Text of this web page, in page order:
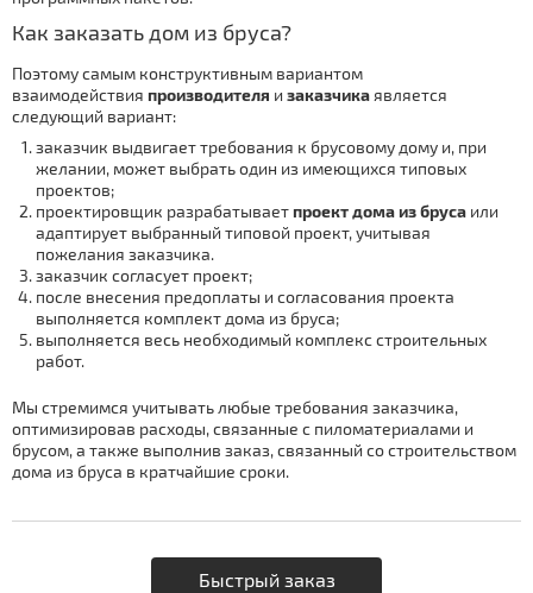
Как заказать дом из бруса?
Поэтому самым конструктивным вариантом
взаимодействия производителя и заказчика является
следующий вариант:
заказчик выдвигает требования к брусовому дому и, при
желании, может выбрать один из имеющихся типовых
проектов;
проектировщик разрабатываетпроект дома из бруса или
адаптирует выбранный типовой проект, учитывая
пожелания заказчика.
заказчик согласует проект;
после внесения предоплаты и согласования проекта
выполняется комплект дома из бруса;
выполняется весь необходимый комплекс строительных
работ.
Мы стремимся учитывать любые требования заказчика,
оптимизировав расходы, связанные с пиломатериалами и
брусом, а также выполнив заказ, связанный со строительством
дома из бруса в кратчайшие сроки.
Быстрый заказ